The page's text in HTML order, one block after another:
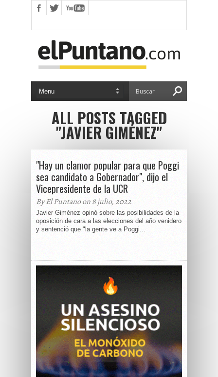
ALL POSTS TAGGED
"JAVIER GIMÉNEZ"
"Hay un clamor popular para que Poggi
sea candidato a Gobernador", dijo el
Vicepresidente de la UCR
By El Puntano on 8 julio, 2022
Javier Giménez opinó sobre las posibilidades de la
oposición de cara a las elecciones del año venidero
y sentenció que "la gente ve a Poggi...